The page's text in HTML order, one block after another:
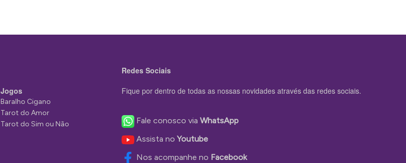
Jogos
Baralho Cigano
Tarot do Amor
Tarot do Sim ou Não
Redes Sociais
Fique por dentro de todas as nossas novidades através das redes sociais.
Fale conosco via WhatsApp
Assista noYoutube
Nos acompanhe no Facebook